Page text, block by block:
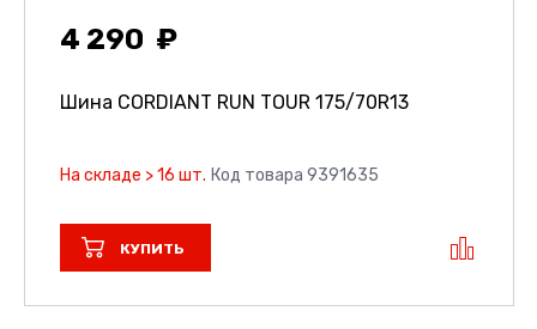
4 290
Шина CORDIANT RUN TOUR 175/70R13
На складе > 16 шт. Код товара 9391635
КУПИТЬ